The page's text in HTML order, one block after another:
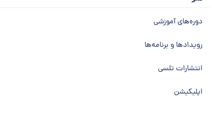
دوره‌های آموزشی‌
رویدادها و برنامه‌ها
انتشارات تلسی
اپلیکیشن